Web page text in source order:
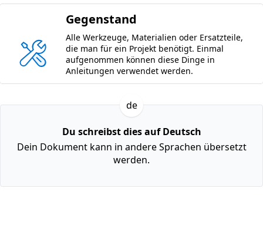
Gegenstand
Alle Werkzeuge, Materialien oder Ersatzteile,
die man für ein Projekt benötigt. Einmal
aufgenommen können diese Dinge in
Anleitungen verwendet werden.
de
Du schreibst dies auf Deutsch
Dein Dokument kann in andere Sprachen übersetzt
werden.